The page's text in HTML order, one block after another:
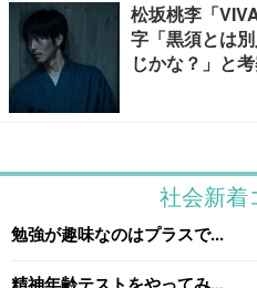
松坂桃李「
字「黒須とは
じかな？」と